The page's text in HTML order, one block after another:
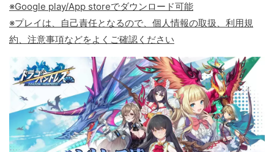
※Google play/App storeでダウンロード可能
※プレイは、自己責任となるので、個人情報の取扱、利用規
約、注意事項などをよくご確認ください